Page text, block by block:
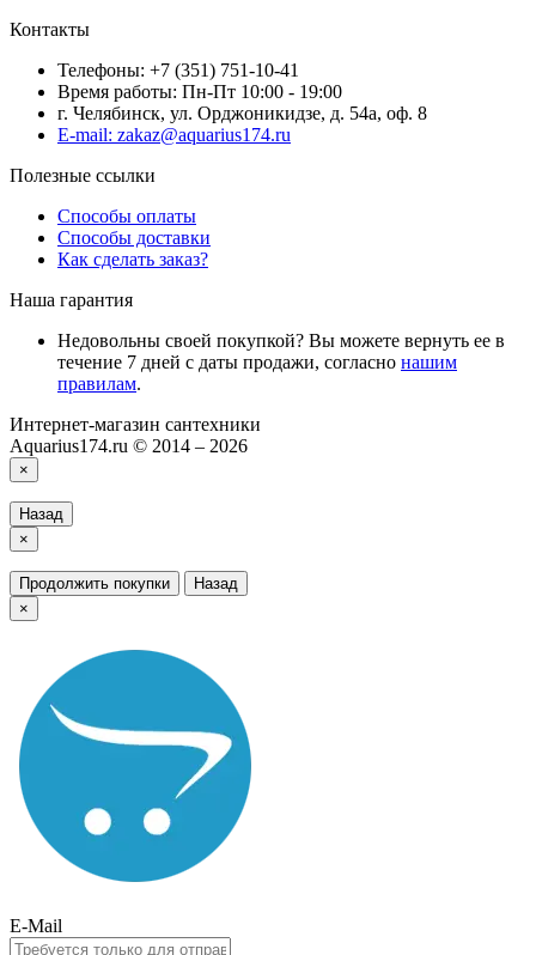
Контакты
Телефоны: +7 (351) 751-10-41
Время работы: Пн-Пт 10:00 - 19:00
г. Челябинск, ул. Орджоникидзе, д. 54а, оф. 8
E-mail: zakaz@aquarius174.ru
Полезные ссылки
Способы оплаты
Способы доставки
Как сделать заказ?
Наша гарантия
Недовольны своей покупкой? Вы можете вернуть ее в
течение 7 дней с даты продажи, согласно нашим
правилам.
Интернет-магазин сантехники
Aquarius174.ru © 2014 – 2026
×
Назад
×
Продолжить покупки
Назад
×
E-Mail